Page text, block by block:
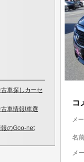
車探しカーセ
車情報!車選
のGoo-net
コ
メ
名
メ